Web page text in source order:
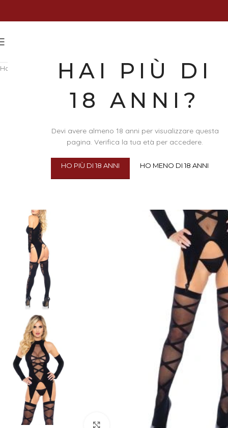
HAI PIÙ DI
18 ANNI?
Devi avere almeno 18 anni per visualizzare questa
pagina. Verifica la tua età per accedere.
HO PIÙ DI 18 ANNI HO MENO DI 18 ANNI
Home Abbigliamento & Intimo Abbigliamento Camigarter, Calze e